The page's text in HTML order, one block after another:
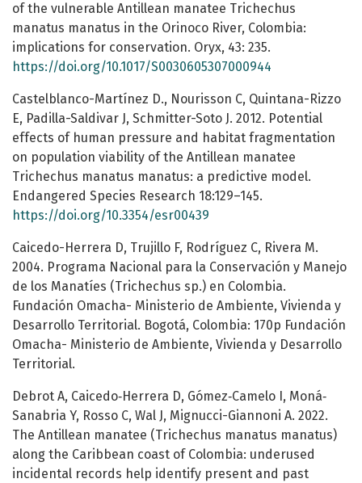
of the vulnerable Antillean manatee Trichechus
manatus manatus in the Orinoco River, Colombia:
implications for conservation. Oryx, 43: 235.
https://doi.org/10.1017/S0030605307000944
Castelblanco-Martínez D., Nourisson C, Quintana-Rizzo
E, Padilla-Saldivar J, Schmitter-Soto J. 2012. Potential
effects of human pressure and habitat fragmentation
on population viability of the Antillean manatee
Trichechus manatus manatus: a predictive model.
Endangered Species Research 18:129–145.
https://doi.org/10.3354/esr00439
Caicedo-Herrera D, Trujillo F, Rodríguez C, Rivera M.
2004. Programa Nacional para la Conservación y Manejo
de los Manatíes (Trichechus sp.) en Colombia.
Fundación Omacha- Ministerio de Ambiente, Vivienda y
Desarrollo Territorial. Bogotá, Colombia: 170p Fundación
Omacha- Ministerio de Ambiente, Vivienda y Desarrollo
Territorial.
Debrot A, Caicedo‐Herrera D, Gómez‐Camelo I, Moná‐
Sanabria Y, Rosso C, Wal J, Mignucci-Giannoni A. 2022.
The Antillean manatee (Trichechus manatus manatus)
along the Caribbean coast of Colombia: underused
incidental records help identify present and past